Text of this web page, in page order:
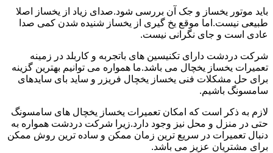
باید موتور یخساز و جک آن بررسی شود.صدای زیاد از یخساز اصلا
طبیعی نیست.اما موقع یخ گیری از یخساز شنیده شدن کمی صدا
عادی است و جای نگرانی نیست.
شرکت دردشت دارای تکنیسین های باتجربه و کاربلد در زمینه
تعمیرات یخساز یخچال می باشد.ما همواره می توانیم بهترین گزینه
برای حل مشکلات فنی یخساز یخچال فریزر و ساید بای سایدهای
سامسونگ باشیم.
لازم به ذکر است که امکان تعمیرات یخساز یخچال های سامسونگ
حتی در منزل و محل نیز وجود دارد.زیرا شرکت دردشت همواره به
دنبال تعمیرات در سریع ترین زمان ممکن و ساده ترین روش ممکن
برای مشتریان عزیز می باشد.